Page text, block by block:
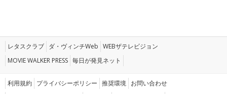
レタスクラブ ダ・ヴィンチWeb WEBザテレビジョン
MOVIE WALKER PRESS 毎日が発見ネット
利用規約 プライバシーポリシー 推奨環境 お問い合わせ